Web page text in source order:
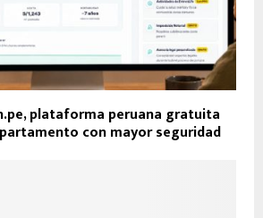
plataforma peruana gratuita
con mayor seguridad